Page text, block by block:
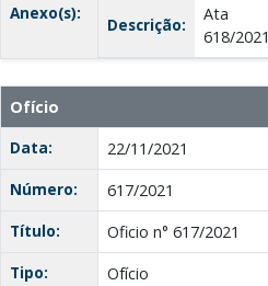
Anexo(s):
Descrição:
Ata
618/2021
Ofício
Data:
22/11/2021
Número:
617/2021
Título:
Oficio n° 617/2021
Tipo:
Ofício